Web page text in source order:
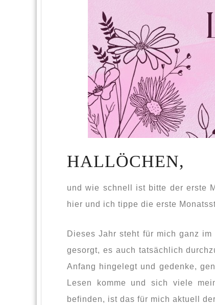
HALLÖCHEN,
und wie schnell ist bitte der erste
hier und ich tippe die erste
Dieses Jahr steht für mich ganz
gesorgt, es auch tatsächlich
Anfang hingelegt und gedenke,
Lesen komme und sich viele
befinden, ist das für mich aktuell